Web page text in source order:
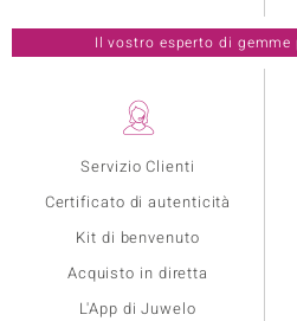
Servizio Clienti
Certificato di autenticità
Kit di benvenuto
Acquisto in diretta
L'App di Juwelo
Il vostro esperto di